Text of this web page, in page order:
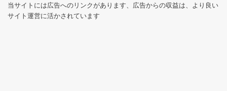
当サイトには広告へのリンクがあります、広告からの収益は、より良い
サイト運営に活かされています